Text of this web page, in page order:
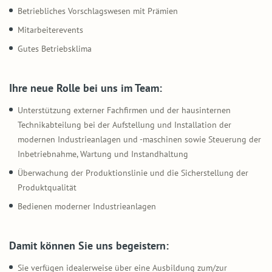
Betriebliches Vorschlagswesen mit Prämien
Mitarbeiterevents
Gutes Betriebsklima
Ihre neue Rolle bei uns im Team:
Unterstützung externer Fachfirmen und der hausinternen
Technikabteilung bei der Aufstellung und Installation der
modernen Industrieanlagen und -maschinen sowie Steuerung der
Inbetriebnahme, Wartung und Instandhaltung
Überwachung der Produktionslinie und die Sicherstellung der
Produktqualität
Bedienen moderner Industrieanlagen
Damit können Sie uns begeistern:
Sie verfügen idealerweise über eine Ausbildung zum/zur